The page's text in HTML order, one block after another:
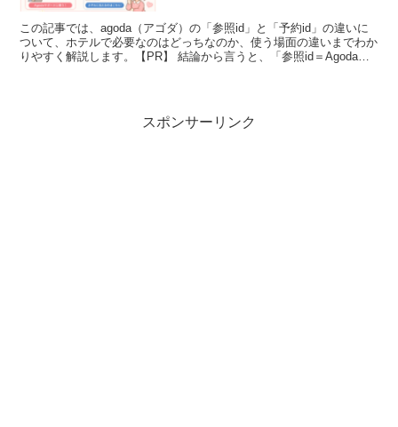
この記事では、agoda（アゴダ）の「参照id」と「予約id」の違いに
ついて、ホテルで必要なのはどっちなのか、使う場面の違いまでわか
りやすく解説します。【PR】 結論から言うと、「参照id＝Agodaへ
スポンサーリンク